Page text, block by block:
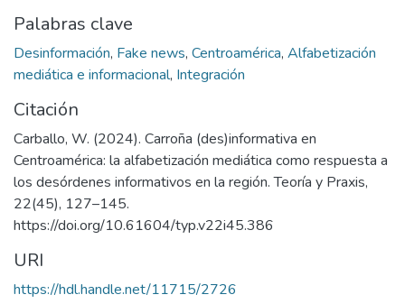
Palabras clave
Desinformación, Fake news, Centroamérica, Alfabetización
mediática e informacional, Integración
Citación
Carballo, W. (2024). Carroña (des)informativa en
Centroamérica: la alfabetización mediática como respuesta a
los desórdenes informativos en la región. Teoría y Praxis,
22(45), 127–145.
https://doi.org/10.61604/typ.v22i45.386
URI
https://hdl.handle.net/11715/2726